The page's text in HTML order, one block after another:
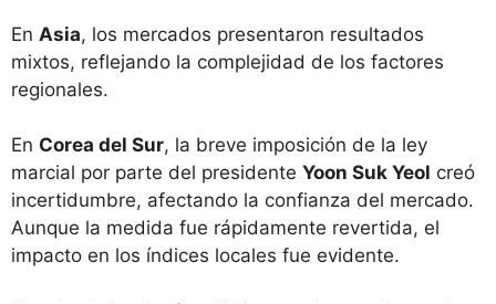
En Asia, los mercados presentaron resultados
mixtos, reflejando la complejidad de los factores
regionales.
En Corea del Sur, la breve imposición de la ley
marcial por parte del presidente Yoon Suk Yeol creó
incertidumbre, afectando la confianza del mercado.
Aunque la medida fue rápidamente revertida, el
impacto en los índices locales fue evidente.